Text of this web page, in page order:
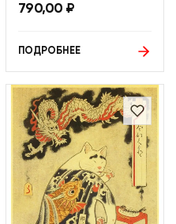
790,00 ₽
ПОДРОБНЕЕ